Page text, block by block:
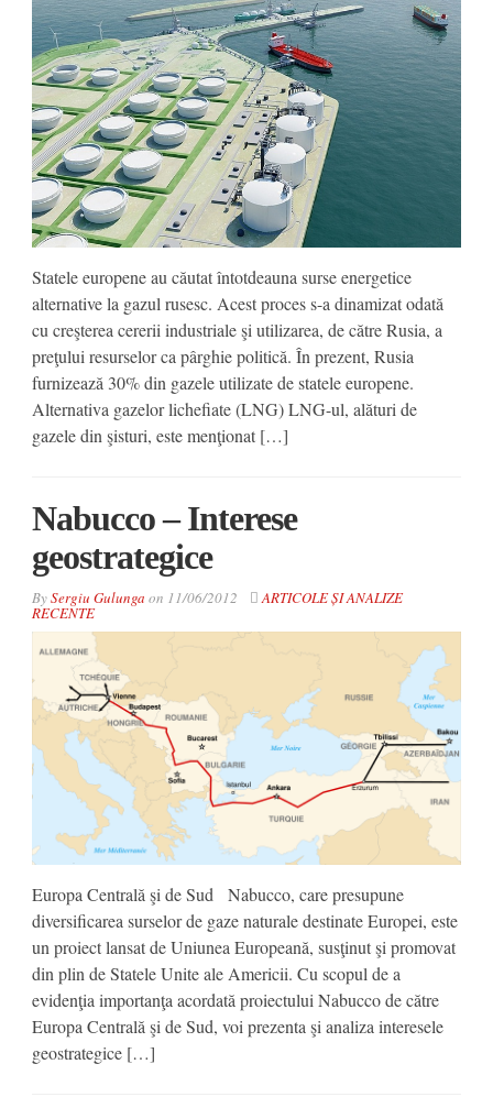
Statele europene au căutat întotdeauna surse energetice
alternative la gazul rusesc. Acest proces s-a dinamizat odată
cu creşterea cererii industriale şi utilizarea, de către Rusia, a
preţului resurselor ca pârghie politică. În prezent, Rusia
furnizează 30% din gazele utilizate de statele europene.
Alternativa gazelor lichefiate (LNG) LNG-ul, alături de
gazele din şisturi, este menţionat […]
Nabucco – Interese
geostrategice
BySergiu Gulunga on 11/06/2012 ARTICOLE ȘI ANALIZE
RECENTE
Europa Centrală şi de Sud Nabucco, care presupune
diversificarea surselor de gaze naturale destinate Europei, este
un proiect lansat de Uniunea Europeană, susţinut şi promovat
din plin de Statele Unite ale Americii. Cu scopul de a
evidenţia importanţa acordată proiectului Nabucco de către
Europa Centrală şi de Sud, voi prezenta şi analiza interesele
geostrategice […]